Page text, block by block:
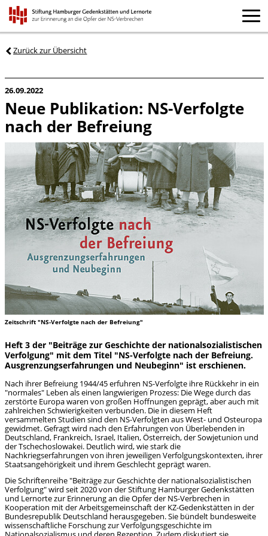
Zurück zur Übersicht
26.09.2022
Neue Publikation: NS-Verfolgte
nach der Befreiung
Zeitschrift "NS-Verfolgte nach der Befreiung"
Heft 3 der "Beiträge zur Geschichte der nationalsozialistischen
Verfolgung" mit dem Titel "NS‐Verfolgte nach der Befreiung.
Ausgrenzungserfahrungen und Neubeginn" ist erschienen.
Nach ihrer Befreiung 1944/45 erfuhren NS‐Verfolgte ihre Rückkehr in ein
"normales" Leben als einen langwierigen Prozess: Die Wege durch das
zerstörte Europa waren von großen Hoffnungen geprägt, aber auch mit
zahlreichen Schwierigkeiten verbunden. Die in diesem Heft
versammelten Studien sind den NS‐Verfolgten aus West‐ und Osteuropa
gewidmet. Gefragt wird nach den Erfahrungen von Überlebenden in
Deutschland, Frankreich, Israel, Italien, Österreich, der Sowjetunion und
der Tschechoslowakei. Deutlich wird, wie stark die
Nachkriegserfahrungen von ihren jeweiligen Verfolgungskontexten, ihrer
Staatsangehörigkeit und ihrem Geschlecht geprägt waren.
Die Schriftenreihe "Beiträge zur Geschichte der nationalsozialistischen
Verfolgung" wird seit 2020 von der Stiftung Hamburger Gedenkstätten
und Lernorte zur Erinnerung an die Opfer der NS‐Verbrechen in
Kooperation mit der Arbeitsgemeinschaft der KZ‐Gedenkstätten in der
Bundesrepublik Deutschland herausgegeben. Sie bündelt bundesweite
wissenschaftliche Forschung zur Verfolgungsgeschichte im